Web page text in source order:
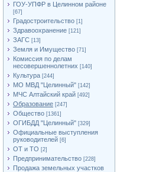
ГОУ-УПФР в Целинном районе
[67]
Градостроительство [1]
Здравоохранение [121]
ЗАГС [13]
Земля и Имущество [71]
Комиссия по делам
несовершеннолетних [140]
Культура [244]
МО МВД "Целинный" [142]
МЧС Алтайский край [492]
Образование [247]
Общество [1361]
ОГИБДД "Целинный" [329]
Официальные выступления
руководителей [6]
ОТ и ТО [2]
Предпринимательство [228]
Продажа земельных участков